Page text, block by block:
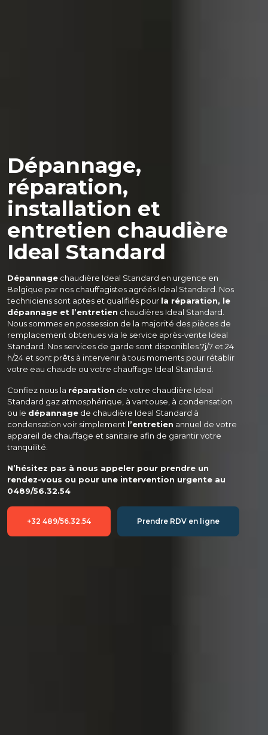
Dépannage,
réparation,
installation et
entretien chaudière
Ideal Standard
Dépannage chaudière Ideal Standard en urgence en
Belgique par nos chauffagistes agréés Ideal Standard. Nos
techniciens sont aptes et qualifiés pour la réparation, le
dépannage et l’entretien chaudières Ideal Standard.
Nous sommes en possession de la majorité des pièces de
remplacement obtenues via le service après-vente Ideal
Standard. Nos services de garde sont disponibles 7j/7 et 24
h/24 et sont prêts à intervenir à tous moments pour rétablir
votre eau chaude ou votre chauffage Ideal Standard.
Confiez nous la réparation de votre chaudière Ideal
Standard gaz atmosphérique, à vantouse, à condensation
ou le dépannage de chaudière Ideal Standard à
condensation voir simplement l’entretien annuel de votre
appareil de chauffage et sanitaire afin de garantir votre
tranquilité.
N’hésitez pas à nous appeler pour prendre un
rendez-vous ou pour une intervention urgente au
0489/56.32.54
+32 489/56.32.54 Prendre RDV en ligne